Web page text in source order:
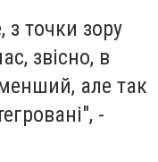
з точки зору
звісно, в
але так
-